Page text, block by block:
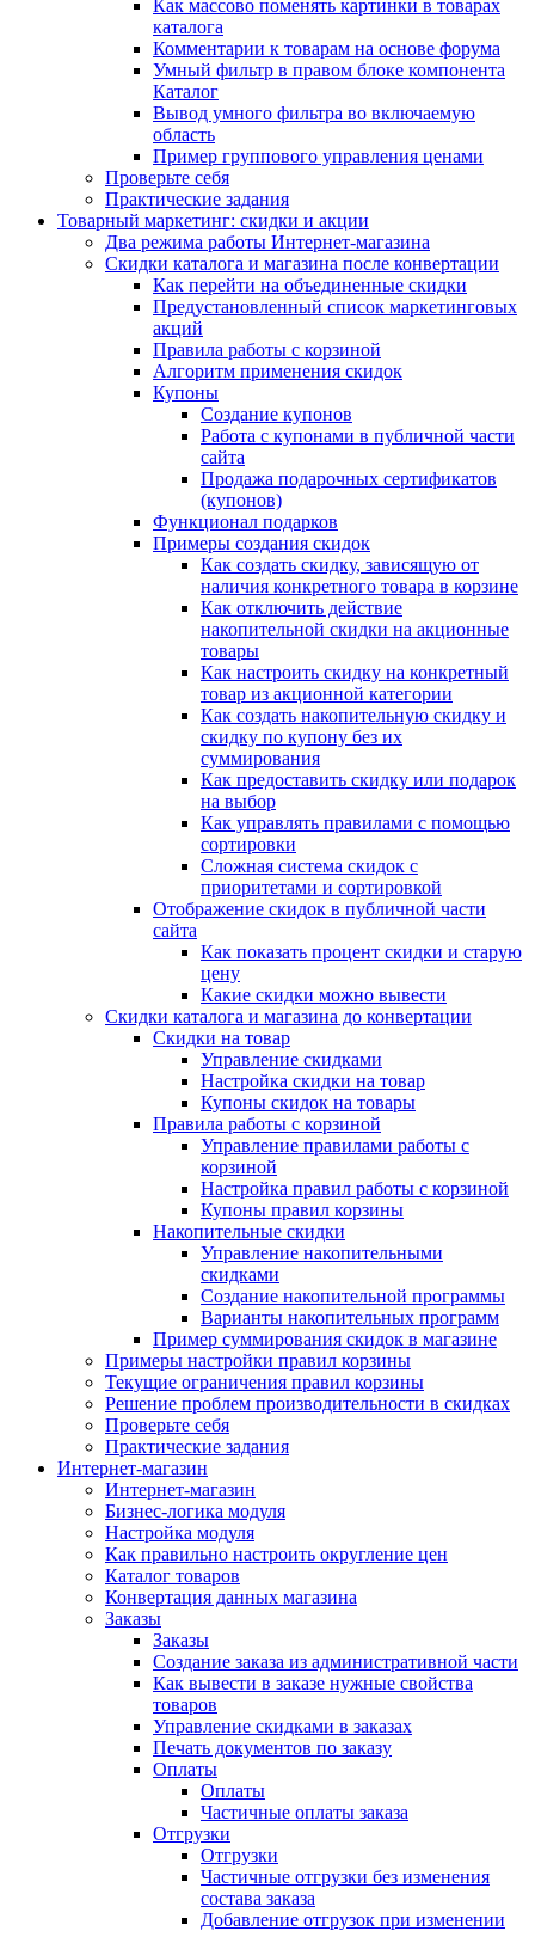
Как массово поменять картинки в товарах
каталога
Комментарии к товарам на основе форума
Умный фильтр в правом блоке компонента
Каталог
Вывод умного фильтра во включаемую
область
Пример группового управления ценами
Проверьте себя
Практические задания
Товарный маркетинг: скидки и акции
Два режима работы Интернет-магазина
Скидки каталога и магазина после конвертации
Как перейти на объединенные скидки
Предустановленный список маркетинговых
акций
Правила работы с корзиной
Алгоритм применения скидок
Купоны
Создание купонов
Работа с купонами в публичной части
сайта
Продажа подарочных сертификатов
(купонов)
Функционал подарков
Примеры создания скидок
Как создать скидку, зависящую от
наличия конкретного товара в корзине
Как отключить действие
накопительной скидки на акционные
товары
Как настроить скидку на конкретный
товар из акционной категории
Как создать накопительную скидку и
скидку по купону без их
суммирования
Как предоставить скидку или подарок
на выбор
Как управлять правилами с помощью
сортировки
Сложная система скидок с
приоритетами и сортировкой
Отображение скидок в публичной части
сайта
Как показать процент скидки и старую
цену
Какие скидки можно вывести
Скидки каталога и магазина до конвертации
Скидки на товар
Управление скидками
Настройка скидки на товар
Купоны скидок на товары
Правила работы с корзиной
Управление правилами работы с
корзиной
Настройка правил работы с корзиной
Купоны правил корзины
Накопительные скидки
Управление накопительными
скидками
Создание накопительной программы
Варианты накопительных программ
Пример суммирования скидок в магазине
Примеры настройки правил корзины
Текущие ограничения правил корзины
Решение проблем производительности в скидках
Проверьте себя
Практические задания
Интернет-магазин
Интернет-магазин
Бизнес-логика модуля
Настройка модуля
Как правильно настроить округление цен
Каталог товаров
Конвертация данных магазина
Заказы
Заказы
Создание заказа из административной части
Как вывести в заказе нужные свойства
товаров
Управление скидками в заказах
Печать документов по заказу
Оплаты
Оплаты
Частичные оплаты заказа
Отгрузки
Отгрузки
Частичные отгрузки без изменения
состава заказа
Добавление отгрузок при изменении